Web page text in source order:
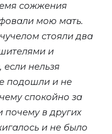
сожжения
мою мать.
стояли два
и
нельзя
подошли и не
спокойно за
в других
и не было